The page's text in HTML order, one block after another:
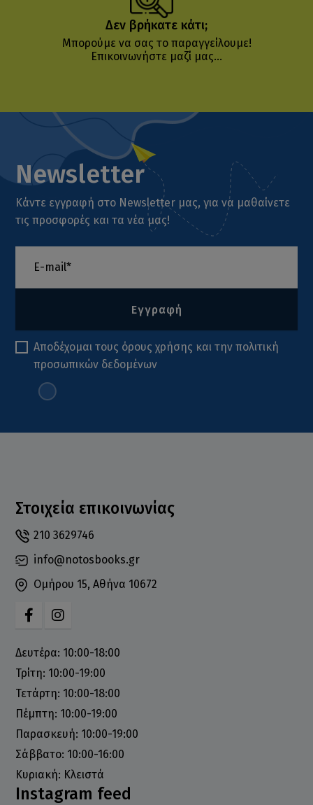
Δεν βρήκατε κάτι;
Μπορούμε να σας το παραγγείλουμε!
Επικοινωνήστε μαζί μας...
Newsletter
Κάντε εγγραφή στο Newsletter μας, για να μαθαίνετε
τις προσφορές και τα νέα μας!
Εγγραφή
Αποδέχομαι τους όρους χρήσης και τηνπολιτική
προσωπικών δεδομένων
Στοιχεία επικοινωνίας
210 3629746
info@notosbooks.gr
Ομήρου 15, Αθήνα 10672
Δευτέρα: 10:00-18:00
Τρίτη: 10:00-19:00
Τετάρτη: 10:00-18:00
Πέμπτη: 10:00-19:00
Παρασκευή: 10:00-19:00
Σάββατο: 10:00-16:00
Κυριακή: Κλειστά
Instagram feed